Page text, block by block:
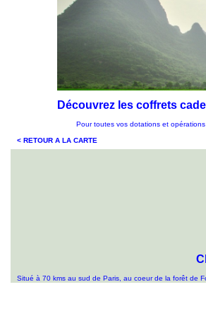
Découvrez les coffrets
Pour toutes vos dotations et
< RETOUR A LA CARTE
Situé à 70 kms au sud de Paris, au coeur de la forêt de